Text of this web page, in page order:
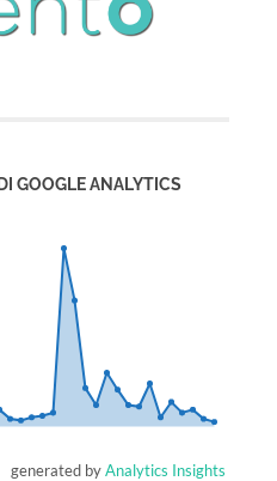
GOOGLE ANALYTICS
generated byAnalytics Insights